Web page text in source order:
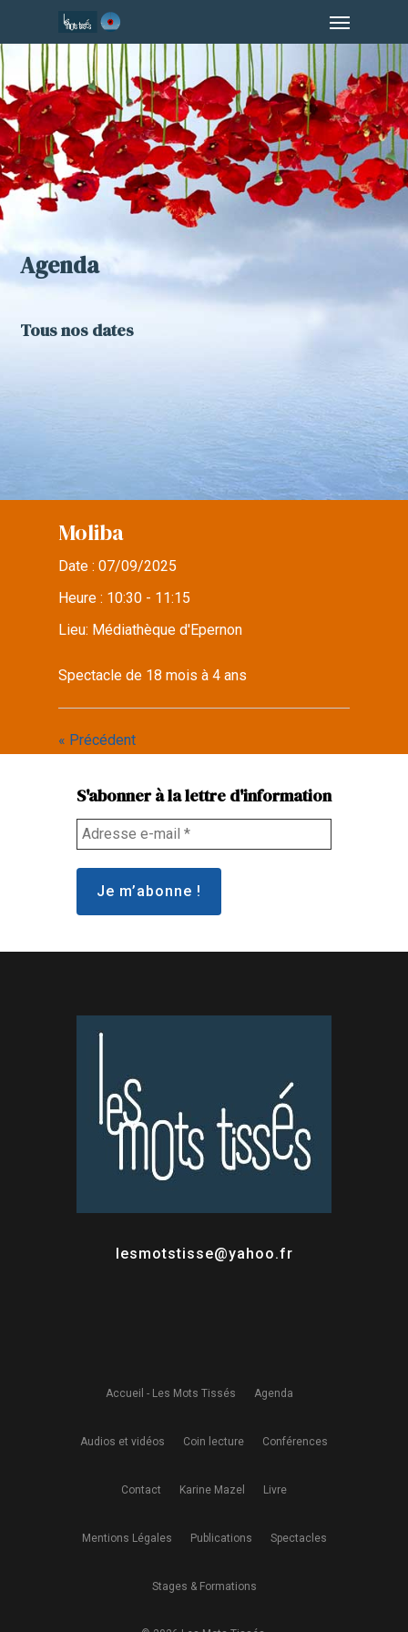
to
main
content
Agenda
Tous nos dates
Moliba
Date :07/09/2025
Heure : 10:30 - 11:15
Lieu: Médiathèque d'Epernon
Spectacle de 18 mois à 4 ans
« Précédent
S'abonner à la lettre d'information
lesmotstisse@yahoo.fr
Accueil - Les Mots Tissés Agenda
Audios et vidéos Coin lecture Conférences
Contact Karine Mazel Livre
Mentions Légales Publications Spectacles
Stages & Formations